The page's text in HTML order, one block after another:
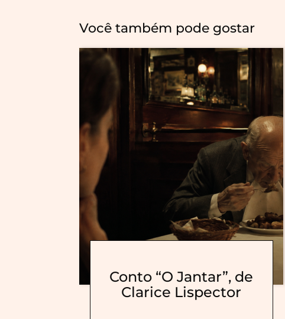
Você também pode gostar
Conto “O Jantar”, de
Clarice Lispector